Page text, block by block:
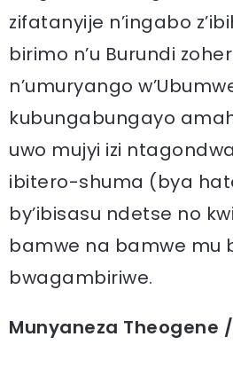
zifatanyije n’ingabo
birimo n’u Burundi
n’umuryango
kubungabungayo
uwo mujyi izi
ibitero-shuma (bya
by’ibisasu ndetse no
bamwe na bamwe mu
bwagambiriwe.
Munyaneza Theogene